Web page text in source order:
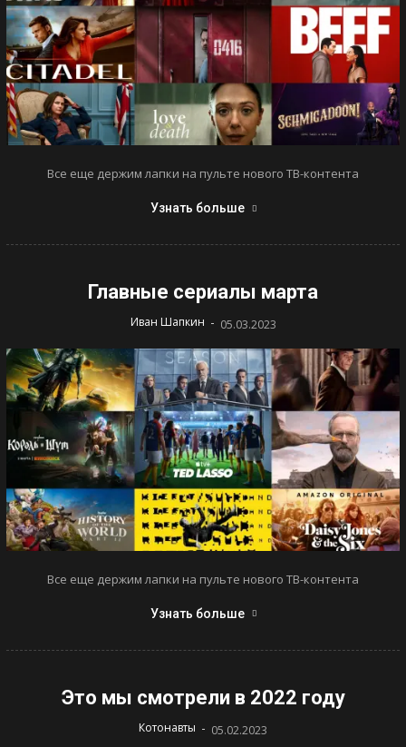
Все еще держим лапки на пульте нового ТВ-контента
Узнать больше
Главные сериалы марта
Иван Шапкин - 05.03.2023
Все еще держим лапки на пульте нового ТВ-контента
Узнать больше
Это мы смотрели в 2022 году
Котонавты - 05.02.2023